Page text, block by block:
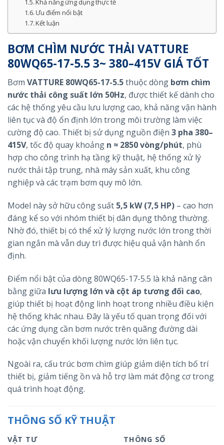
Khả năng ứng dụng thực tế
Ưu điểm nổi bật
Kết luận
BƠM CHÌM NƯỚC THẢI VATTURE
80WQ65-17-5.5 3~ 380–415V GIÁ TỐT
Bơm VATTURE 80WQ65-17-5.5thuộc dòng bơm chìm
nước thải công suất lớn 50Hz, được thiết kế dành cho
các hệ thống yêu cầu lưu lượng cao, khả năng vận hành
liên tục và độ ổn định lớn trong môi trường làm việc
cường độ cao. Thiết bị sử dụng nguồn điện 3 pha 380–
415V, tốc độ quay khoảng n ≈ 2850 vòng/phút, phù
hợp cho công trình hạ tầng kỹ thuật, hệ thống xử lý
nước thải tập trung, nhà máy sản xuất, khu công
nghiệp và các trạm bơm quy mô lớn.
Model này sở hữu công suất 5,5 kW (7,5 HP) – cao hơn
đáng kể so với nhóm thiết bị dân dụng thông thường.
Nhờ đó, thiết bị có thể xử lý lượng nước lớn trong thời
gian ngắn mà vẫn duy trì được hiệu quả vận hành ổn
định.
Điểm nổi bật của dòng 80WQ65-17-5.5 là khả năng cân
bằng giữa lưu lượng lớn và cột áp tương đối cao,
giúp thiết bị hoạt động linh hoạt trong nhiều điều kiện
hệ thống khác nhau. Đây là yếu tố quan trọng đối với
các ứng dụng cần bơm nước trên quãng đường dài
hoặc vận chuyển khối lượng nước lớn liên tục.
Ngoài ra, cấu trúc bơm chìm giúp giảm diện tích bố trí
thiết bị, giảm tiếng ồn và hỗ trợ làm mát động cơ trong
quá trình hoạt động.
THÔNG SỐ KỸ THUẬT
VẬT TƯ
THÔNG SỐ